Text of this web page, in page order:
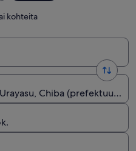
kohteita
Chiba (prefektuuri),